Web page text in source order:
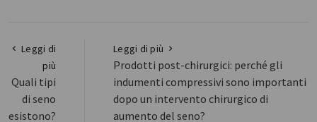
Leggi di
più
Quali tipi
di seno
esistono?
Leggi di più
Prodotti post-chirurgici: perché gli
indumenti compressivi sono importanti
dopo un intervento chirurgico di
aumento del seno?